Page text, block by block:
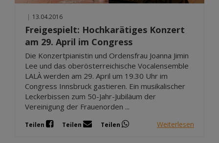
| 13.04.2016
Freigespielt: Hochkarätiges Konzert
am 29. April im Congress
Die Konzertpianistin und Ordensfrau Joanna Jimin
Lee und das oberösterreichische Vocalensemble
LALÀ werden am 29. April um 19.30 Uhr im
Congress Innsbruck gastieren. Ein musikalischer
Leckerbissen zum 50-Jahr-Jubiläum der
Vereinigung der Frauenorden ...
Teilen Teilen Teilen Weiterlesen